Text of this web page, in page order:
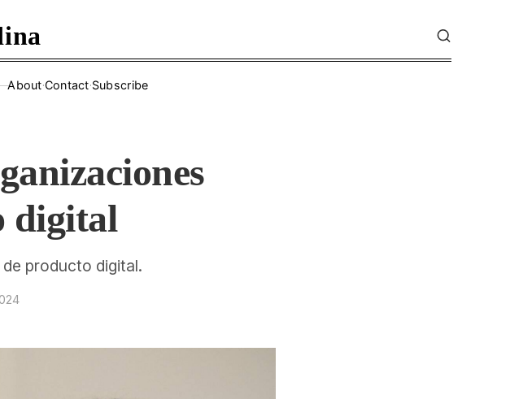
About·Contact·Subscribe
digital
producto digital.